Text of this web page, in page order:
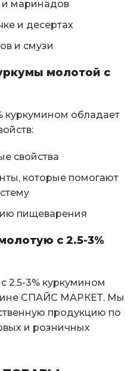
и маринадов
и десертах
и смузи
молотой с
куркумином обладает
свойства
которые помогают
пищеварения
с 2.5-3%
2.5-3% куркумином
СПАЙС МАРКЕТ. Мы
продукцию по
и розничных